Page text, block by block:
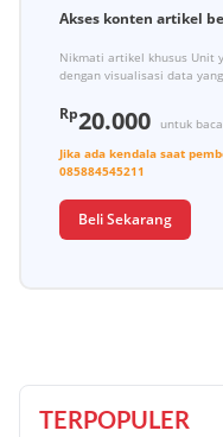
Akses konten artikel
Nikmati artikel khusus Unit
dengan visualisasi data
Rp20.000
untuk
Jika ada kendala saat
085884545211
Beli Sekarang
TERPOPULER